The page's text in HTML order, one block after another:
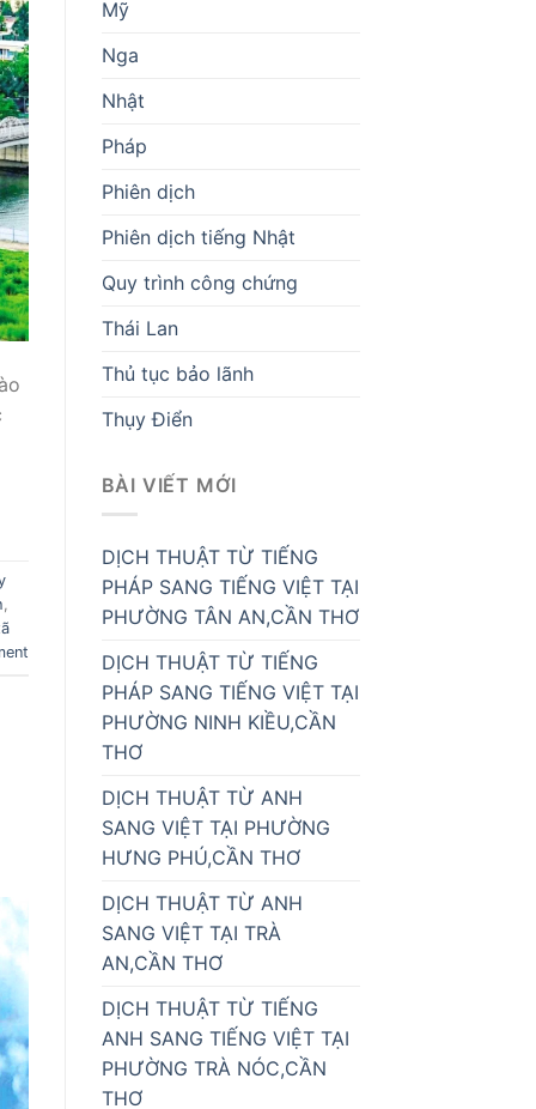
Mỹ
Nga
Nhật
Pháp
Phiên dịch
Phiên dịch tiếng Nhật
Quy trình công chứng
Thái Lan
Thủ tục bảo lãnh
Thụy Điển
BÀI VIẾT MỚI
DỊCH THUẬT TỪ TIẾNG
PHÁP SANG TIẾNG VIỆT TẠI
PHƯỜNG TÂN AN,CẦN THƠ
DỊCH THUẬT TỪ TIẾNG
PHÁP SANG TIẾNG VIỆT TẠI
PHƯỜNG NINH KIỀU,CẦN
THƠ
DỊCH THUẬT TỪ ANH
SANG VIỆT TẠI PHƯỜNG
HƯNG PHÚ,CẦN THƠ
DỊCH THUẬT TỪ ANH
SANG VIỆT TẠI TRÀ
AN,CẦN THƠ
DỊCH THUẬT TỪ TIẾNG
ANH SANG TIẾNG VIỆT TẠI
PHƯỜNG TRÀ NÓC,CẦN
THƠ